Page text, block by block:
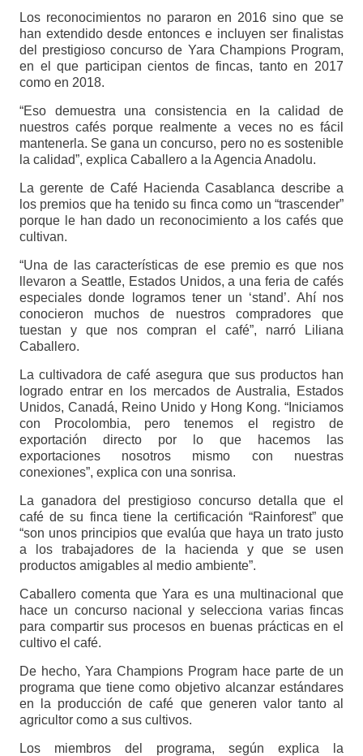
Los reconocimientos no pararon en 2016 sino que se
han extendido desde entonces e incluyen ser finalistas
del prestigioso concurso de Yara Champions Program,
en el que participan cientos de fincas, tanto en 2017
como en 2018.
“Eso demuestra una consistencia en la calidad de
nuestros cafés porque realmente a veces no es fácil
mantenerla. Se gana un concurso, pero no es sostenible
la calidad”, explica Caballero a la Agencia Anadolu.
La gerente de Café Hacienda Casablanca describe a
los premios que ha tenido su finca como un “trascender”
porque le han dado un reconocimiento a los cafés que
cultivan.
“Una de las características de ese premio es que nos
llevaron a Seattle, Estados Unidos, a una feria de cafés
especiales donde logramos tener un ‘stand’. Ahí nos
conocieron muchos de nuestros compradores que
tuestan y que nos compran el café”, narró Liliana
Caballero.
La cultivadora de café asegura que sus productos han
logrado entrar en los mercados de Australia, Estados
Unidos, Canadá, Reino Unido y Hong Kong. “Iniciamos
con Procolombia, pero tenemos el registro de
exportación directo por lo que hacemos las
exportaciones nosotros mismo con nuestras
conexiones”, explica con una sonrisa.
La ganadora del prestigioso concurso detalla que el
café de su finca tiene la certificación “Rainforest” que
“son unos principios que evalúa que haya un trato justo
a los trabajadores de la hacienda y que se usen
productos amigables al medio ambiente”.
Caballero comenta que Yara es una multinacional que
hace un concurso nacional y selecciona varias fincas
para compartir sus procesos en buenas prácticas en el
cultivo el café.
De hecho, Yara Champions Program hace parte de un
programa que tiene como objetivo alcanzar estándares
en la producción de café que generen valor tanto al
agricultor como a sus cultivos.
Los miembros del programa, según explica la